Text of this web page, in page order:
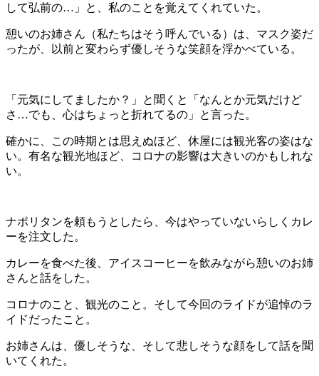
して弘前の…」と、私のことを覚えてくれていた。
憩いのお姉さん（私たちはそう呼んでいる）は、マスク姿だ
ったが、以前と変わらず優しそうな笑顔を浮かべている。
「元気にしてましたか？」と聞くと「なんとか元気だけど
さ…でも、心はちょっと折れてるの」と言った。
確かに、この時期とは思えぬほど、休屋には観光客の姿はな
い。有名な観光地ほど、コロナの影響は大きいのかもしれな
い。
ナポリタンを頼もうとしたら、今はやっていないらしくカレ
ーを注文した。
カレーを食べた後、アイスコーヒーを飲みながら憩いのお姉
さんと話をした。
コロナのこと、観光のこと。そして今回のライドが追悼のラ
イドだったこと。
お姉さんは、優しそうな、そして悲しそうな顔をして話を聞
いてくれた。